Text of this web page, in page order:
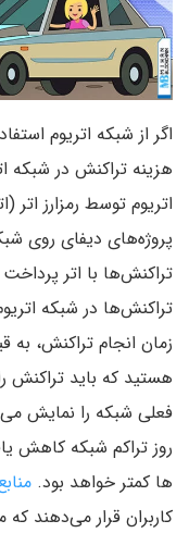
هزینه تراکنش در شبکه
اتریوم توسط رمزارز
پروژه‌های دیفای روی
تراکنش‌ها با اتر
تراکنش‌ها در شبکه
زمان انجام تراکنش،
هستید که باید تراکنش
فعلی شبکه را نمایش
روز تراکم شبکه کاهش
ها کمتر خواهد بود.
کاربران قرار می‌دهند